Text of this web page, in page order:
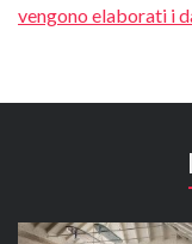
vengono elaborati i